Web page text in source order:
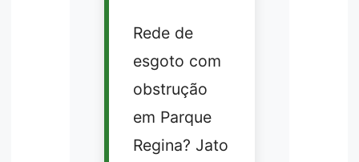
Rede de
esgoto com
obstrução
em Parque
Regina? Jato